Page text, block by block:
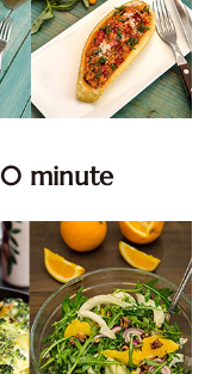
minute
de mancare. Idei